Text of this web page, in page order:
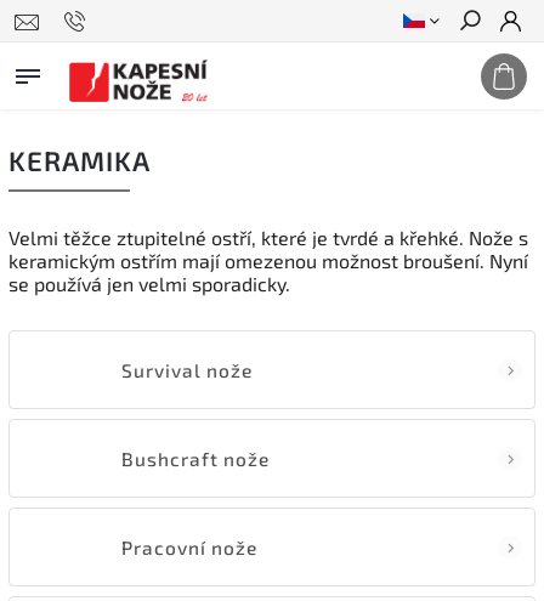
Hledat
KERAMIKA
Velmi těžce ztupitelné ostří, které je tvrdé a křehké. Nože s
keramickým ostřím mají omezenou možnost broušení. Nyní
se používá jen velmi sporadicky.
Survival nože
Bushcraft nože
Pracovní nože